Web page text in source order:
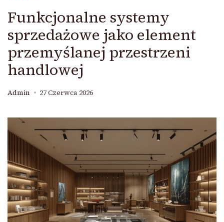
Funkcjonalne systemy
sprzedażowe jako element
przemyślanej przestrzeni
handlowej
Admin 27 Czerwca 2026